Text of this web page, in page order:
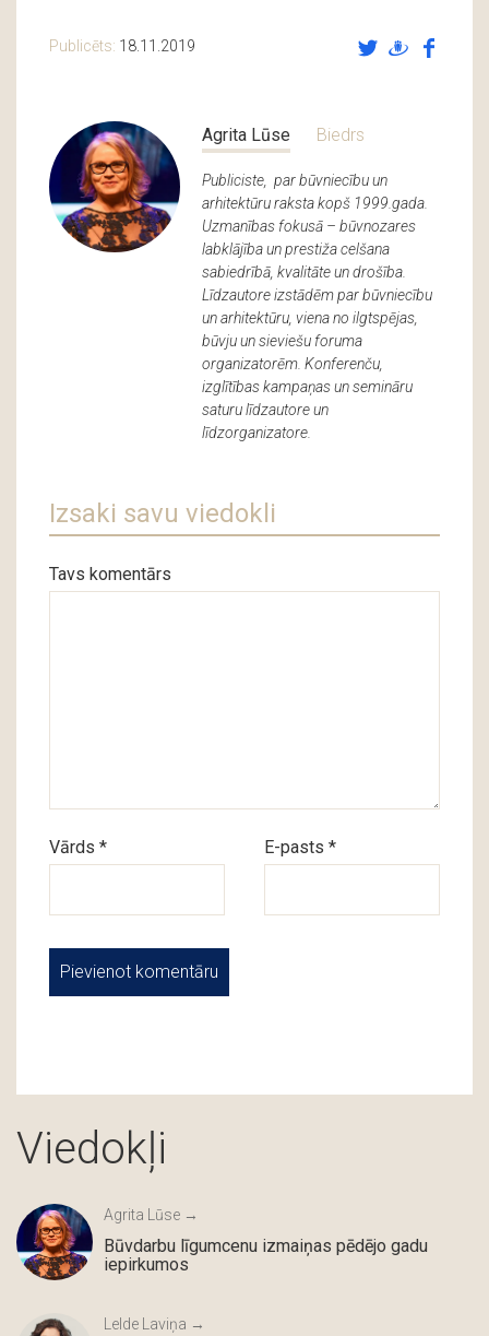
Publicēts: 18.11.2019
Agrita Lūse Biedrs
Publiciste, par būvniecību un
arhitektūru raksta kopš 1999.gada.
Uzmanības fokusā – būvnozares
labklājība un prestiža celšana
sabiedrībā, kvalitāte un drošība.
Līdzautore izstādēm par būvniecību
un arhitektūru, viena no ilgtspējas,
būvju un sieviešu foruma
organizatorēm. Konferenču,
izglītības kampaņas un semināru
saturu līdzautore un
līdzorganizatore.
Izsaki savu viedokli
Tavs komentārs
Vārds * E-pasts *
Viedokļi
Agrita Lūse →
Būvdarbu līgumcenu izmaiņas pēdējo gadu
iepirkumos
Lelde Laviņa →